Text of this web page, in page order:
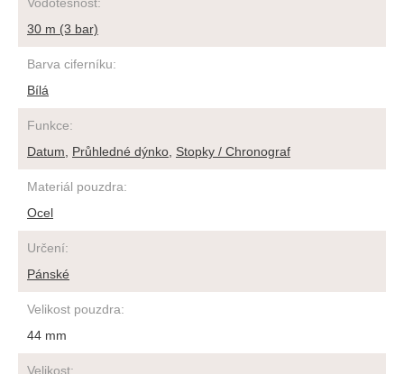
30 m (3 bar)
Barva ciferníku:
Bílá
Funkce:
Datum
Průhledné dýnko Stopky / Chronograf
Materiál pouzdra:
Ocel
Určení:
Pánské
Velikost pouzdra:
44 mm
Velikost: